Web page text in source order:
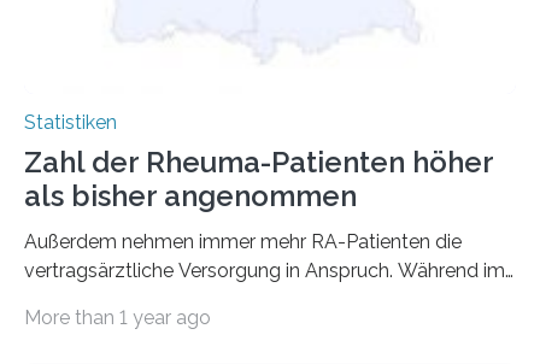
Statistiken
Zahl der Rheuma-Patienten höher
als bisher angenommen
Außerdem nehmen immer mehr RA-Patienten die
vertragsärztliche Versorgung in Anspruch. Während im
More than 1 year ago